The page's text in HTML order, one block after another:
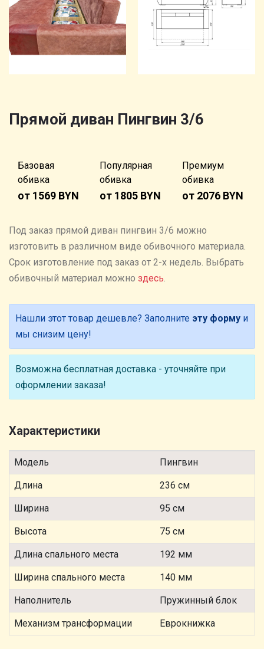
Прямой диван Пингвин 3/6
Базовая
обивка
от 1569 BYN
Популярная
обивка
от 1805 BYN
Премиум
обивка
от 2076 BYN
Под заказ прямой диван пингвин 3/6 можно
изготовить в различном виде обивочного материала.
Cрок изготовление под заказ от 2-х недель. Выбрать
обивочный материал можно здесь.
Нашли этот товар дешевле? Заполните эту форму и
мы снизим цену!
Возможна бесплатная доставка - уточняйте при
оформлении заказа!
Характеристики
Модель Пингвин
Длина 236 см
Ширина 95 см
Высота 75 см
Длина спального места 192 мм
Ширина спального места 140 мм
Наполнитель Пружинный блок
Механизм трансформации Еврокнижка